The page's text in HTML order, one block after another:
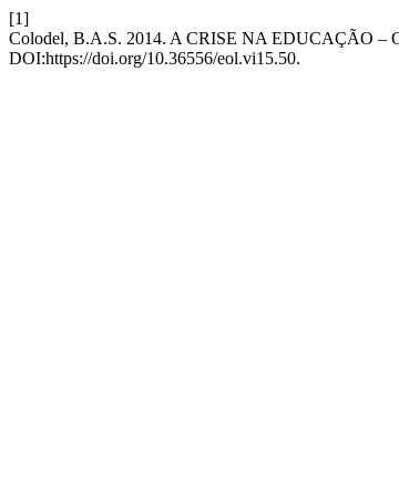
[1]
Colodel, B.A.S. 2014. A CRISE NA EDUCAÇÃO
DOI:https://doi.org/10.36556/eol.vi15.50.